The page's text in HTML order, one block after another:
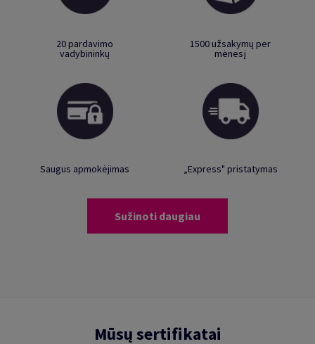
20 pardavimo
vadybininkų
1500 užsakymų per
mėnesį
Saugus apmokėjimas „Express" pristatymas
Sužinoti daugiau
Mūsų sertifikatai